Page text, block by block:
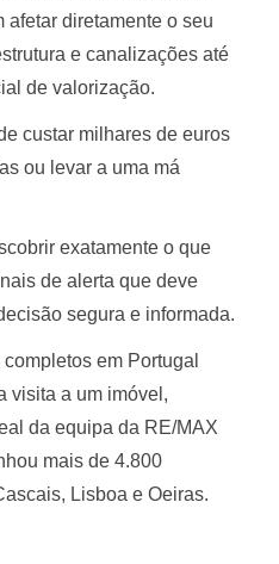
afetar diretamente o seu
e canalizações até
de valorização.
custar milhares de euros
ou levar a uma má
exatamente o que
de alerta que deve
segura e informada.
em Portugal
visita a um imóvel,
da equipa da RE/MAX
mais de 4.800
Lisboa e Oeiras.